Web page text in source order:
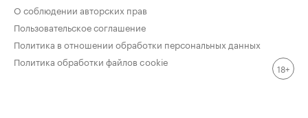
О соблюдении авторских прав
Пользовательское соглашение
Политика в отношении обработки персональных данных
Политика обработки файлов cookie
18+